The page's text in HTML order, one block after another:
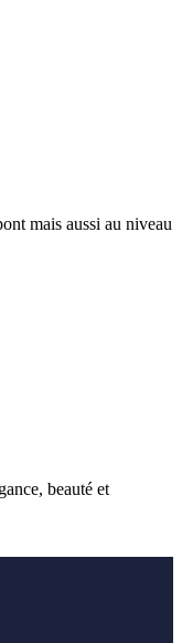
mais aussi au niveau
beauté et